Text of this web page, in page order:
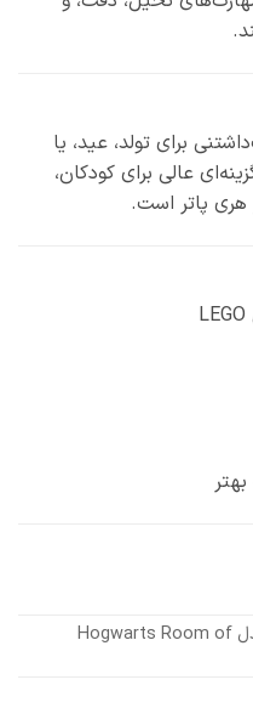
برای تولد، عید، یا
عالی برای کودکان،
پاتر است.
لگو Harry Potter مدل Hogwarts Room of